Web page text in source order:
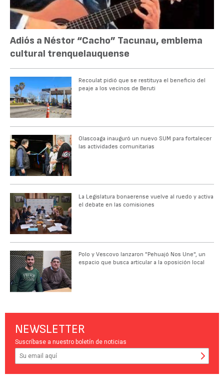
Adiós a Néstor “Cacho” Tacunau, emblema
cultural trenquelauquense
Recoulat pidió que se restituya el beneficio del
peaje a los vecinos de Beruti
Olascoaga inauguró un nuevo SUM para fortalecer
las actividades comunitarias
La Legislatura bonaerense vuelve al ruedo y activa
el debate en las comisiones
Polo y Vescovo lanzaron "Pehuajó Nos Une", un
espacio que busca articular a la oposición local
NEWSLETTER
Suscríbase a nuestro boletín de noticias